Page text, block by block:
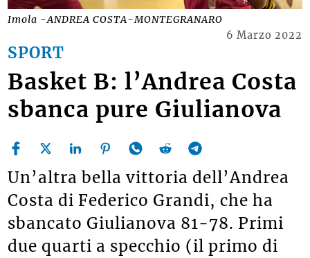
Imola -ANDREA COSTA-MONTEGRANARO
SPORT
6 Marzo 2022
Basket B: l’Andrea Costa
sbanca pure Giulianova
Un’altra bella vittoria dell’Andrea
Costa di Federico Grandi, che ha
sbancato Giulianova 81-78. Primi
due quarti a specchio (il primo di